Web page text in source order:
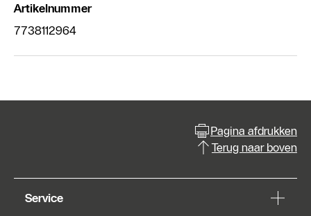
Artikelnummer
7738112964
Pagina afdrukken
Terug naar boven
Service